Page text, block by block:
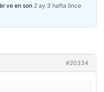
ve en son 2 ay 3 hafta önce
#20334